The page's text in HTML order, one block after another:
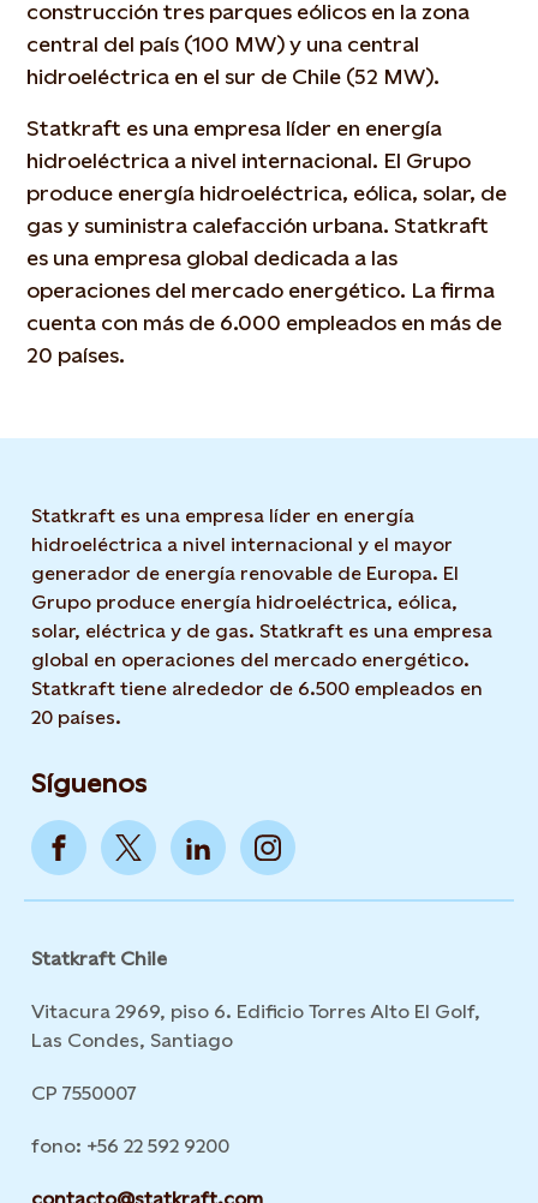
construcción tres parques eólicos en la zona
central del país (100 MW) y una central
hidroeléctrica en el sur de Chile (52 MW).
Statkraft es una empresa líder en energía
hidroeléctrica a nivel internacional. El Grupo
produce energía hidroeléctrica, eólica, solar, de
gas y suministra calefacción urbana. Statkraft
es una empresa global dedicada a las
operaciones del mercado energético. La firma
cuenta con más de 6.000 empleados en más de
20 países.
Statkraft es una empresa líder en energía
hidroeléctrica a nivel internacional y el mayor
generador de energía renovable de Europa. El
Grupo produce energía hidroeléctrica, eólica,
solar, eléctrica y de gas. Statkraft es una empresa
global en operaciones del mercado energético.
Statkraft tiene alrededor de 6.500 empleados en
20 países.
Síguenos
Statkraft Chile
Vitacura 2969, piso 6. Edificio Torres Alto El Golf,
Las Condes, Santiago
CP 7550007
fono: +56 22 592 9200